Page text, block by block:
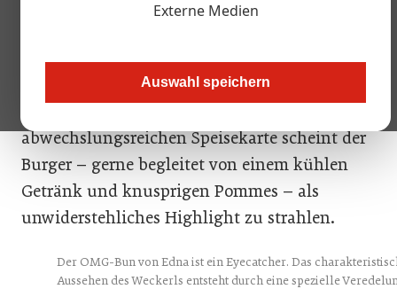
Externe Medien
Auswahl speichern
Restaurants über Biergärten bis hin zu Take-
Away-Angeboten, zu einem der begehrtesten
abwechslungsreichen Speisekarte scheint der
Burger – gerne begleitet von einem kühlen
Getränk und knusprigen Pommes – als
unwiderstehliches Highlight zu strahlen.
Der OMG-Bun von Edna ist ein Eyecatcher. Das
Aussehen des Weckerls entsteht durch eine spezielle